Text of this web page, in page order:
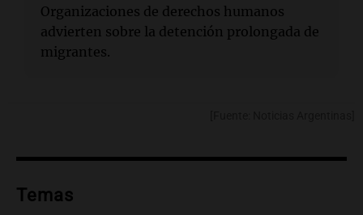
Organizaciones de derechos humanos
advierten sobre la detención prolongada de
migrantes.
Temas